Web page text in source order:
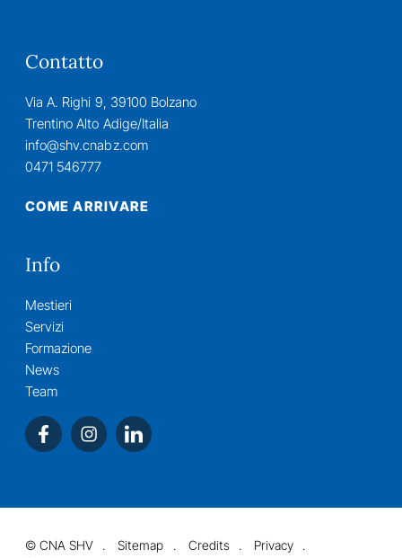
Contatto
Via A. Righi 9, 39100 Bolzano
Trentino Alto Adige/Italia
info@shv.cnabz.com
0471 546777
COME ARRIVARE
Info
Mestieri
Servizi
Formazione
News
Team
©CNA SHV Sitemap Credits
Privacy